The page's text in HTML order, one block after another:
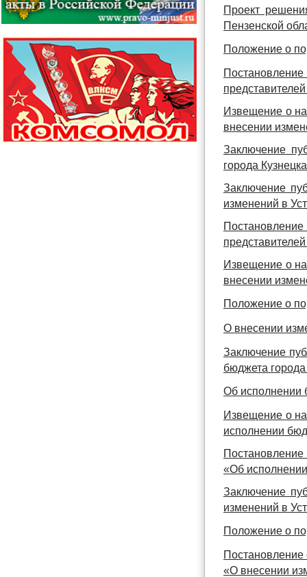
Проект
Пензенской
Положение о
Извещение о
внесении
Заключение
города
Заключение
изменений в
Извещение о
внесении
Положение о
О внесении
Заключение
бюджета города
Об исполнении
Извещение о
исполнении
«Об
Заключение
изменений в
Положение о
Постановление
«О внесении